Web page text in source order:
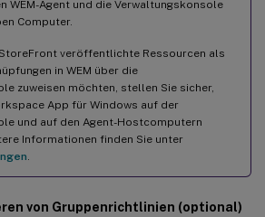
WEM-Agent und die Verwaltungskonsole
Computer.
veröffentlichte Ressourcen als
in WEM über die
zuweisen möchten, stellen Sie sicher,
App für Windows auf der
und auf den Agent-Hostcomputern
Informationen finden Sie unter
von Gruppenrichtlinien (optional)